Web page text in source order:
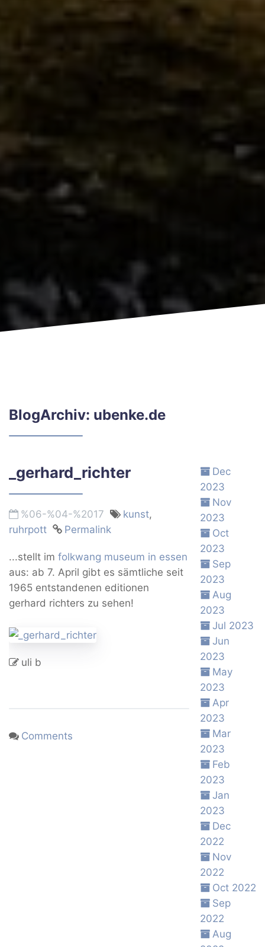
BlogArchiv: ubenke.de
_gerhard_richter
%06-%04-%2017 kunst,
ruhrpott
Permalink
...stellt im folkwang museum in essen
aus: ab 7. April gibt es sämtliche seit
1965 entstandenen editionen
gerhard richters zu sehen!
uli b
Comments
Dec
2023
Nov
2023
Oct
2023
Sep
2023
Aug
2023
Jul 2023
Jun
2023
May
2023
Apr
2023
Mar
2023
Feb
2023
Jan
2023
Dec
2022
Nov
2022
Oct 2022
Sep
2022
Aug